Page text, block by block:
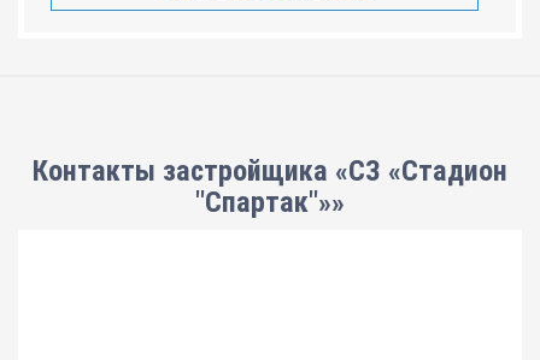
Контакты застройщика «СЗ «Стадион
"Спартак"»»